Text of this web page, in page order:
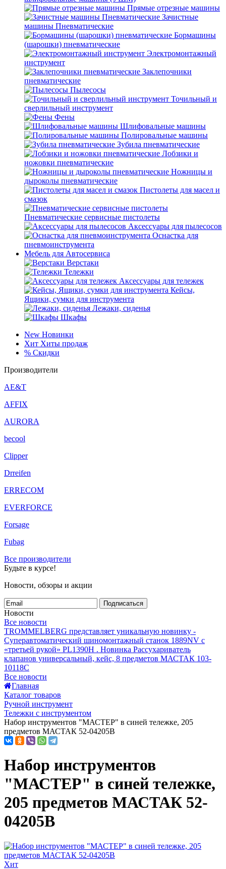
Прямые отрезные машины
Зачистные
машины Пневматические
Бормашины
(шарошки) пневматические
Электромонтажный
инструмент
Заклепочники
пневматические
Пылесосы
Точильный и
сверлильный инструмент
Фены
Шлифовальные машины
Полировальные машины
Зубила пневматические
Лобзики и
ножовки пневматические
Ножницы и
дыроколы пневматические
Пистолеты для масел и
смазок
Пневматические сервисные пистолеты
Аксессуары для пылесосов
Оснастка для
пневмоинструмента
Мебель для Автосервиса
Верстаки
Тележки
Аксессуары для тележек
Кейсы,
Ящики, сумки для инструмента
Лежаки, сиденья
Шкафы
New Новинки
Хит Хиты продаж
% Скидки
Производители
AE&T
AFFIX
AURORA
becool
Clipper
Drreifen
ERRECOM
EVERFORCE
Forsage
Fubag
Все производители
Будьте в курсе!
Новости, обзоры и акции
Подписаться
Новости
Все новости
TROMMELBERG представляет уникальную новинку -
Суперавтоматический шиномонтажный станок 1889NV с
«третьей рукой» PL1390H . Новинка Рассухариватель
клапанов универсальный, кейс, 8 предметов МАСТАК 103-
10118C
Все новости
Главная
Каталог товаров
Ручной инструмент
Тележки с инструментом
Набор инструментов "МАСТЕР" в синей тележке, 205
предметов МАСТАК 52-04205B
Набор инструментов
"МАСТЕР" в синей тележке,
205 предметов МАСТАК 52-
04205B
Хит